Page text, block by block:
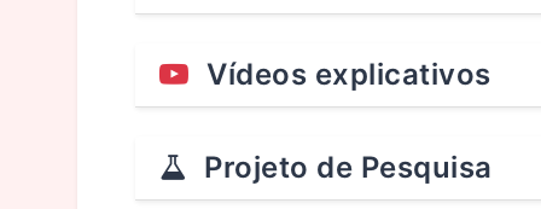
Vídeos explicativos
Projeto de Pesquisa